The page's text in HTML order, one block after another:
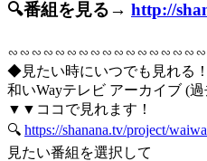
🔍番組を見る→ http://
◆見たい時にいつでも見れる
和いWayテレビ アーカイブ (
▼▼ココで見れます！
🔍 https://shanana.tv/project/
見たい番組を選択して